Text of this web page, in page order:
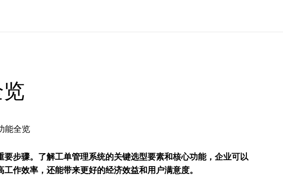
步骤。了解工单管理系统的关键选型要素和核心功能，企业可以
作效率，还能带来更好的经济效益和用户满意度。